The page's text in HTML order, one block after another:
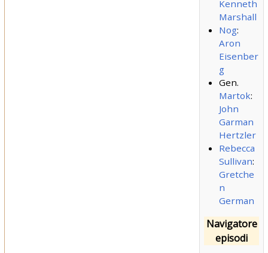
Kenneth
Marshall
Nog:
Aron
Eisenber
g
Gen.
Martok:
John
Garman
Hertzler
Rebecca
Sullivan:
Gretche
n
German
Navigatore
episodi